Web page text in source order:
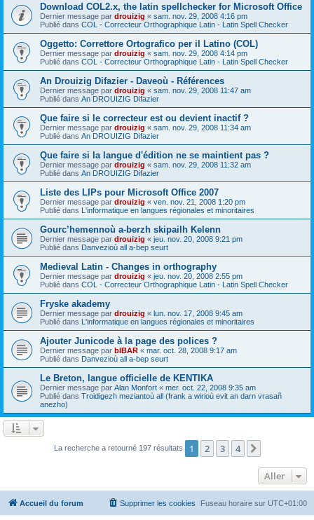
Download COL2.x, the latin spellchecker for Microsoft Office
Dernier message par drouizig « sam. nov. 29, 2008 4:16 pm
Publié dans COL - Correcteur Orthographique Latin - Latin Spell Checker
Oggetto: Correttore Ortografico per il Latino (COL)
Dernier message par drouizig « sam. nov. 29, 2008 4:14 pm
Publié dans COL - Correcteur Orthographique Latin - Latin Spell Checker
An Drouizig Difazier - Daveoù - Références
Dernier message par drouizig « sam. nov. 29, 2008 11:47 am
Publié dans An DROUIZIG Difazier
Que faire si le correcteur est ou devient inactif ?
Dernier message par drouizig « sam. nov. 29, 2008 11:34 am
Publié dans An DROUIZIG Difazier
Que faire si la langue d'édition ne se maintient pas ?
Dernier message par drouizig « sam. nov. 29, 2008 11:32 am
Publié dans An DROUIZIG Difazier
Liste des LIPs pour Microsoft Office 2007
Dernier message par drouizig « ven. nov. 21, 2008 1:20 pm
Publié dans L'informatique en langues régionales et minoritaires
Gourc’hemennoù a-berzh skipailh Kelenn
Dernier message par drouizig « jeu. nov. 20, 2008 9:21 pm
Publié dans Danvezioù all a-bep seurt
Medieval Latin - Changes in orthography
Dernier message par drouizig « jeu. nov. 20, 2008 2:55 pm
Publié dans COL - Correcteur Orthographique Latin - Latin Spell Checker
Fryske akademy
Dernier message par drouizig « lun. nov. 17, 2008 9:45 am
Publié dans L'informatique en langues régionales et minoritaires
Ajouter Junicode à la page des polices ?
Dernier message par bIBAR « mar. oct. 28, 2008 9:17 am
Publié dans Danvezioù all a-bep seurt
Le Breton, langue officielle de KENTIKA
Dernier message par Alan Monfort « mer. oct. 22, 2008 9:35 am
Publié dans Troidigezh meziantoù all (frank a wirioù evit an darn vrasañ
anezho)
La recherche a retourné 197 résultats 1 2 3 4
Aller
Accueil du forum Fuseau horaire sur UTC+01:00
Supprimer les cookies